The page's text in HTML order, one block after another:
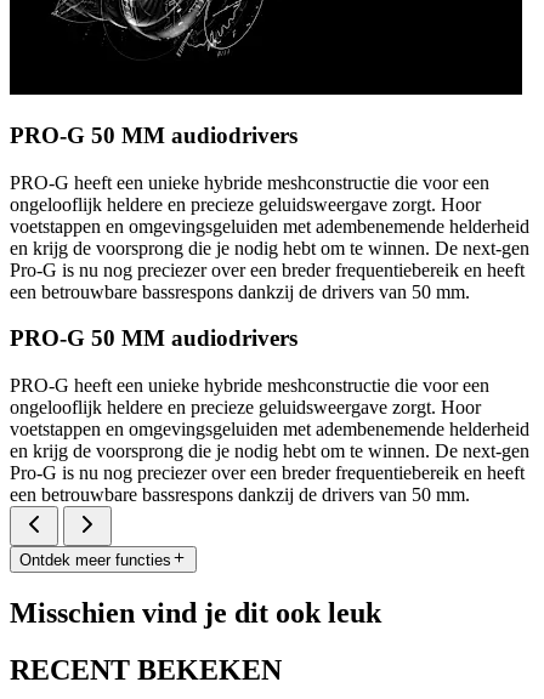
PRO-G 50 MM audiodrivers
PRO-G heeft een unieke hybride meshconstructie die voor een
ongelooflijk heldere en precieze geluidsweergave zorgt. Hoor
voetstappen en omgevingsgeluiden met adembenemende helderheid
en krijg de voorsprong die je nodig hebt om te winnen. De next-gen
Pro-G is nu nog preciezer over een breder frequentiebereik en heeft
een betrouwbare bassrespons dankzij de drivers van 50 mm.
PRO-G 50 MM audiodrivers
PRO-G heeft een unieke hybride meshconstructie die voor een
ongelooflijk heldere en precieze geluidsweergave zorgt. Hoor
voetstappen en omgevingsgeluiden met adembenemende helderheid
en krijg de voorsprong die je nodig hebt om te winnen. De next-gen
Pro-G is nu nog preciezer over een breder frequentiebereik en heeft
een betrouwbare bassrespons dankzij de drivers van 50 mm.
Ontdek meer functies
Misschien vind je dit ook leuk
RECENT BEKEKEN